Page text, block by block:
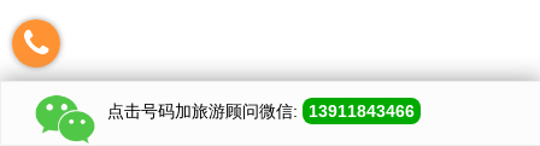
点击号码加旅游顾问微信: 13911843466